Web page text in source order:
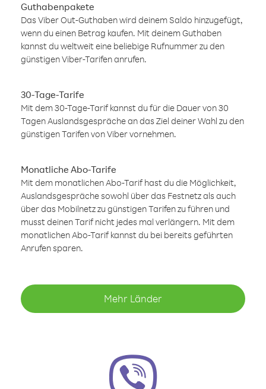
Guthabenpakete
Das Viber Out-Guthaben wird deinem Saldo hinzugefügt,
wenn du einen Betrag kaufen. Mit deinem Guthaben
kannst du weltweit eine beliebige Rufnummer zu den
günstigen Viber-Tarifen anrufen.
30-Tage-Tarife
Mit dem 30-Tage-Tarif kannst du für die Dauer von 30
Tagen Auslandsgespräche an das Ziel deiner Wahl zu den
günstigen Tarifen von Viber vornehmen.
Monatliche Abo-Tarife
Mit dem monatlichen Abo-Tarif hast du die Möglichkeit,
Auslandsgespräche sowohl über das Festnetz als auch
über das Mobilnetz zu günstigen Tarifen zu führen und
musst deinen Tarif nicht jedes mal verlängern. Mit dem
monatlichen Abo-Tarif kannst du bei bereits geführten
Anrufen sparen.
Mehr Länder